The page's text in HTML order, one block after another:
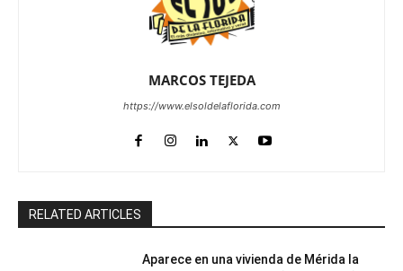
MARCOS TEJEDA
https://www.elsoldelaflorida.com
RELATED ARTICLES
Aparece en una vivienda de Mérida la